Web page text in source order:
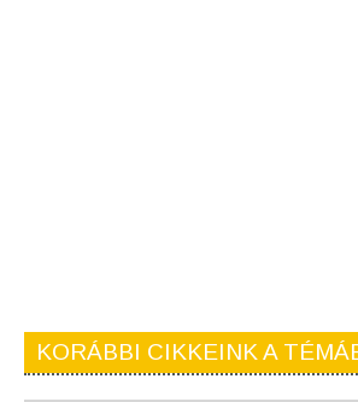
KORÁBBI CIKKEINK A